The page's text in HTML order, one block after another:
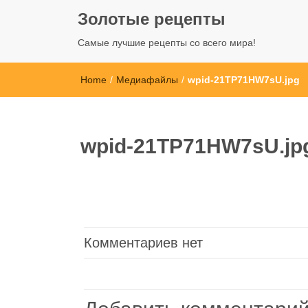
Золотые рецепты
Самые лучшие рецепты со всего мира!
Home / Медиафайлы / wpid-21TP71HW7sU.jpg
wpid-
Комментариев нет